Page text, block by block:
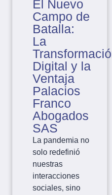
El Nuevo
Campo de
Batalla:
La
Digital y la
Ventaja
Palacios
Franco
Abogados
SAS
La pandemia no
solo redefinió
nuestras
interacciones
sociales, sino